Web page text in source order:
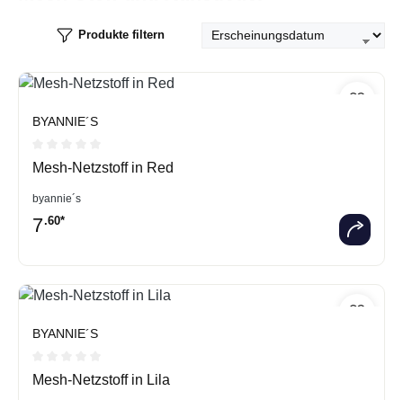
Produkte filtern
BYANNIE´S
Durchschnittliche Bewertung von 0 von 5 Sternen
Mesh-Netzstoff in Red
byannie´s
7.60*
BYANNIE´S
Durchschnittliche Bewertung von 0 von 5 Sternen
Mesh-Netzstoff in Lila